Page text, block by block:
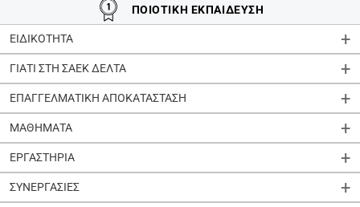
ΠΟΙΟΤΙΚΗ ΕΚΠΑΙΔΕΥΣΗ
ΕΙΔΙΚΟΤΗΤΑ
ΓΙΑΤΙ ΣΤΗ ΣΑΕΚ ΔΕΛΤΑ
ΕΠΑΓΓΕΛΜΑΤΙΚΗ ΑΠΟΚΑΤΑΣΤΑΣΗ
ΜΑΘΗΜΑΤΑ
ΕΡΓΑΣΤΗΡΙΑ
ΣΥΝΕΡΓΑΣΙΕΣ